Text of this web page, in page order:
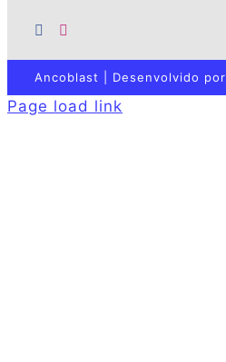
Ancoblast | Desenvolvido por
Page load link